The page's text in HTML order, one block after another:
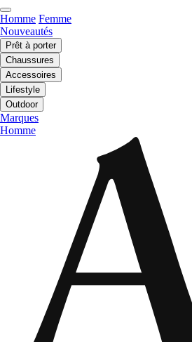
Homme Femme
Nouveautés
Prêt à porter
Chaussures
Accessoires
Lifestyle
Outdoor
Marques
Homme